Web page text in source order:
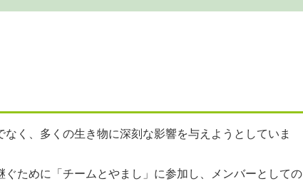
く、多くの生き物に深刻な影響を与えようとしていま
ために「チームとやまし」に参加し、メンバーとしての